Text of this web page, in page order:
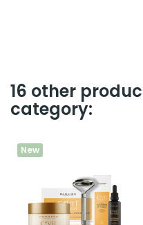
16 other
category:
New